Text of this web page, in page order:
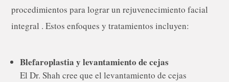
procedimientos para lograr un rejuvenecimiento facial
integral . Estos enfoques y tratamientos incluyen:
Blefaroplastia y levantamiento de cejas
El Dr. Shah cree que el levantamiento de cejas